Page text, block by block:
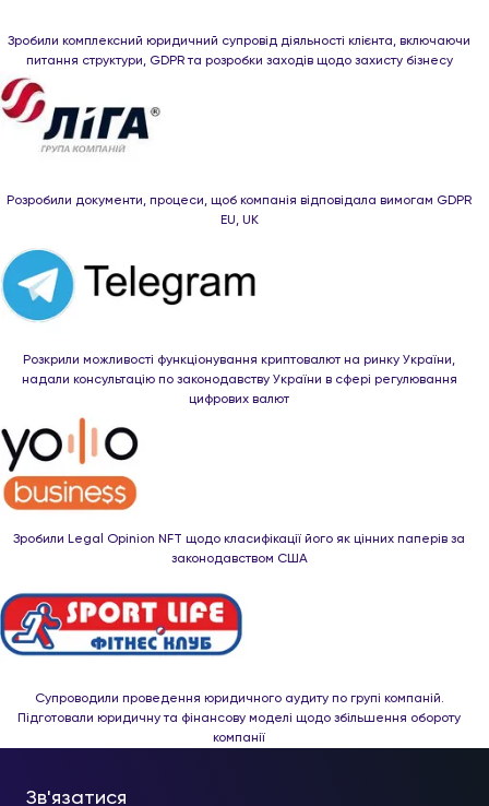
Зробили комплексний юридичний супровід діяльності клієнта, включаючи
питання структури, GDPR та розробки заходів щодо захисту бізнесу
Розробили документи, процеси, щоб компанія відповідала вимогам GDPR
EU, UK
Розкрили можливості функціонування криптовалют на ринку України,
надали консультацію по законодавству України в сфері регулювання
цифрових валют
Зробили Legal Оpinion NFT щодо класифікації його як цінних паперів за
законодавством США
Супроводили проведення юридичного аудиту по групі компаній.
Підготовали юридичну та фінансову моделі щодо збільшення обороту
компанії
Зв'язатися